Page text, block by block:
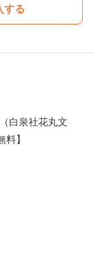
する
白泉社花丸文
】